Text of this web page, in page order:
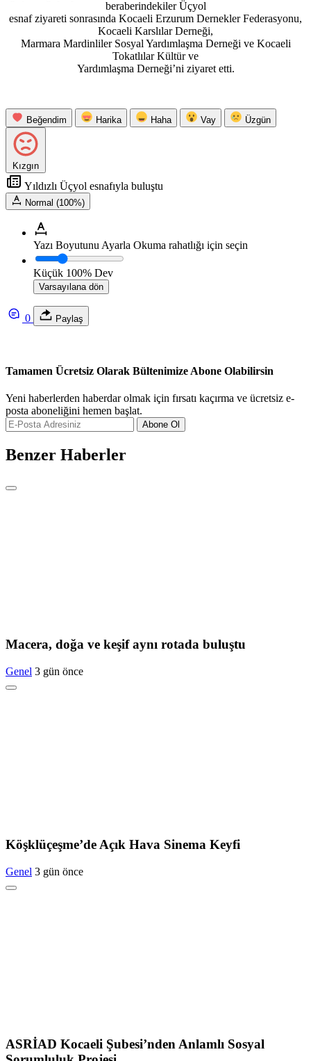
beraberindekiler Üçyol
esnaf ziyareti sonrasında Kocaeli Erzurum Dernekler Federasyonu,
Kocaeli Karslılar Derneği,
Marmara Mardinliler Sosyal Yardımlaşma Derneği ve Kocaeli
Tokatlılar Kültür ve
Yardımlaşma Derneği’ni ziyaret etti.
Beğendim Harika Haha Vay Üzgün
Kızgın
Yıldızlı Üçyol esnafıyla buluştu
Normal (100%)
Yazı Boyutunu Ayarla Okuma rahatlığı için seçin
Küçük 100% Dev
Varsayılana dön
0 Paylaş
Tamamen Ücretsiz Olarak Bültenimize Abone Olabilirsin
Yeni haberlerden haberdar olmak için fırsatı kaçırma ve ücretsiz e-
posta aboneliğini hemen başlat.
Abone Ol
Benzer Haberler
Macera, doğa ve keşif aynı rotada buluştu
Genel 3 gün önce
Köşklüçeşme’de Açık Hava Sinema Keyfi
Genel 3 gün önce
ASRİAD Kocaeli Şubesi’nden Anlamlı Sosyal